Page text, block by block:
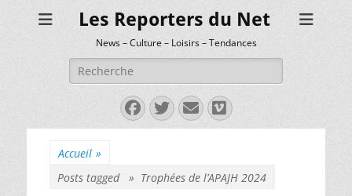
Les Reporters du Net
News – Culture – Loisirs – Tendances
Rechercher :
Facebook
Twitter
E-
mail
Vimeo
Accueil »
Posts tagged » Trophées de l’APAJH 2024